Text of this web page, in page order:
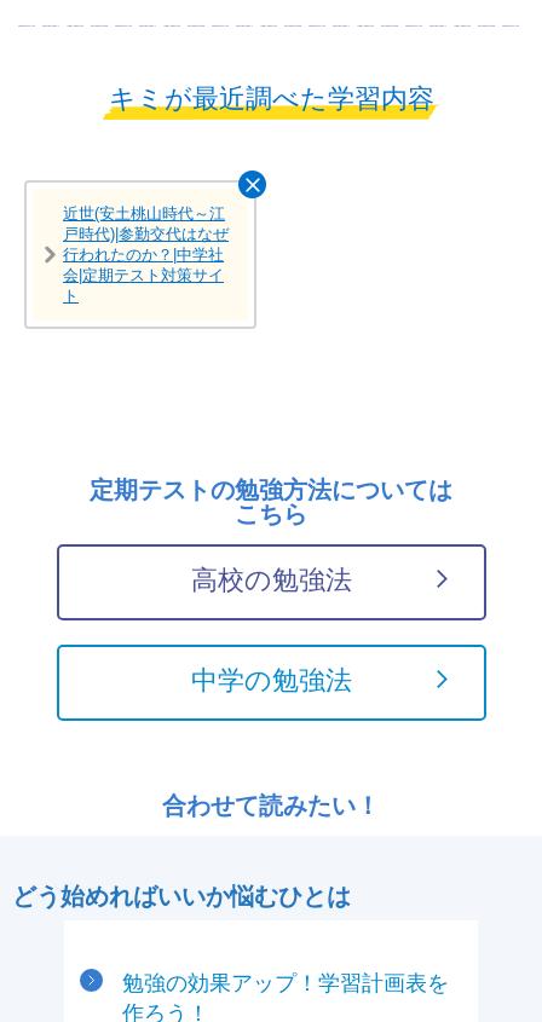
キミが最近調べた学習内容
近世(安土桃山時代～江
戸時代)|参勤交代はなぜ
行われたのか？|中学社
会|定期テスト対策サイ
ト
定期テストの勉強方法については
こちら
高校の勉強法
中学の勉強法
合わせて読みたい！
どう始めればいいか悩むひとは
勉強の効果アップ！学習計画表を
作ろう！